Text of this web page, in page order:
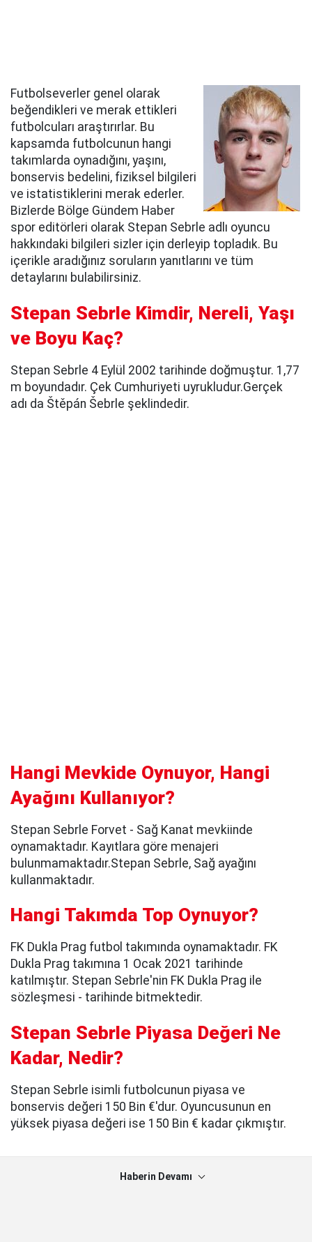
Futbolseverler genel olarak
beğendikleri ve merak ettikleri
futbolcuları araştırırlar. Bu
kapsamda futbolcunun hangi
takımlarda oynadığını, yaşını,
bonservis bedelini, fiziksel bilgileri
ve istatistiklerini merak ederler.
Bizlerde Bölge Gündem Haber
spor editörleri olarak Stepan Sebrle adlı oyuncu
hakkındaki bilgileri sizler için derleyip topladık. Bu
içerikle aradığınız soruların yanıtlarını ve tüm
detaylarını bulabilirsiniz.
Stepan Sebrle Kimdir, Nereli, Yaşı
ve Boyu Kaç?
Stepan Sebrle 4 Eylül 2002 tarihinde doğmuştur. 1,77
m boyundadır. Çek Cumhuriyeti uyrukludur.Gerçek
adı da Štěpán Šebrle şeklindedir.
Hangi Mevkide Oynuyor, Hangi
Ayağını Kullanıyor?
Stepan Sebrle Forvet - Sağ Kanat mevkiinde
oynamaktadır. Kayıtlara göre menajeri
bulunmamaktadır.Stepan Sebrle, Sağ ayağını
kullanmaktadır.
Hangi Takımda Top Oynuyor?
FK Dukla Prag futbol takımında oynamaktadır. FK
Dukla Prag takımına 1 Ocak 2021 tarihinde
katılmıştır. Stepan Sebrle'nin FK Dukla Prag ile
sözleşmesi - tarihinde bitmektedir.
Stepan Sebrle Piyasa Değeri Ne
Kadar, Nedir?
Stepan Sebrle isimli futbolcunun piyasa ve
bonservis değeri 150 Bin €'dur. Oyuncusunun en
yüksek piyasa değeri ise 150 Bin € kadar çıkmıştır.
Haberin Devamı